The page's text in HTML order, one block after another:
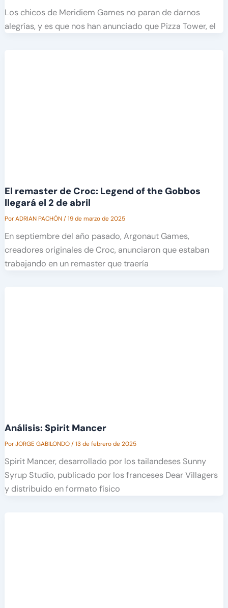
Los chicos de Meridiem Games no paran de darnos
alegrías, y es que nos han anunciado que Pizza Tower, el
El remaster de Croc: Legend of the Gobbos
llegará el 2 de abril
PorADRIAN PACHÓN/19 de marzo de 2025
En septiembre del año pasado, Argonaut Games,
creadores originales de Croc, anunciaron que estaban
trabajando en un remaster que traería
Análisis: Spirit Mancer
PorJORGE GABILONDO/13 de febrero de 2025
Spirit Mancer, desarrollado por los tailandeses Sunny
Syrup Studio, publicado por los franceses Dear Villagers
y distribuido en formato físico